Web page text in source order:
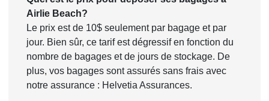
Airlie Beach?
Le prix est de 10$ seulement par bagage et par
jour. Bien sûr, ce tarif est dégressif en fonction du
nombre de bagages et de jours de stockage. De
plus, vos bagages sont assurés sans frais avec
notre assurance : Helvetia Assurances.